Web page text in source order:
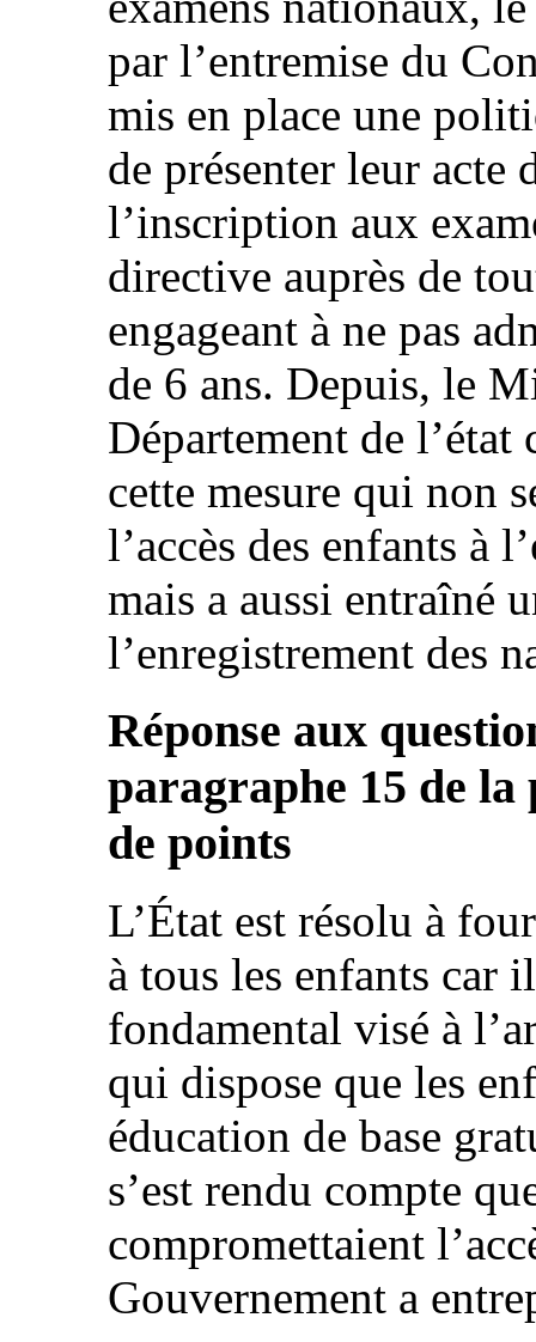
par l’entremise du
mis en place une
de présenter leur acte
l’inscription aux
directive auprès de
engageant à ne pas
de 6 ans. Depuis, le
Département de
cette mesure qui non
l’accès des enfants à
mais a aussi entraîné
l’enregistrement des
Réponse aux
paragraphe 15 de
de points
L’État est résolu à
à tous les enfants car
fondamental visé à
qui dispose que les
éducation de base
s’est rendu compte
compromettaient
Gouvernement a